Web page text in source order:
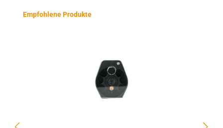
Produktgalerie überspringen
Empfohlene Produkte